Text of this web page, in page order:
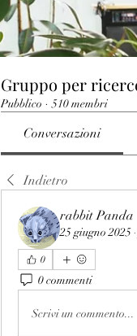
Gruppo per
Pubblico · 510 membri
Conversazioni
Indietro
rabbit Panda
25 giugno 2025 ·
0
0 commenti
Scrivi un commento...